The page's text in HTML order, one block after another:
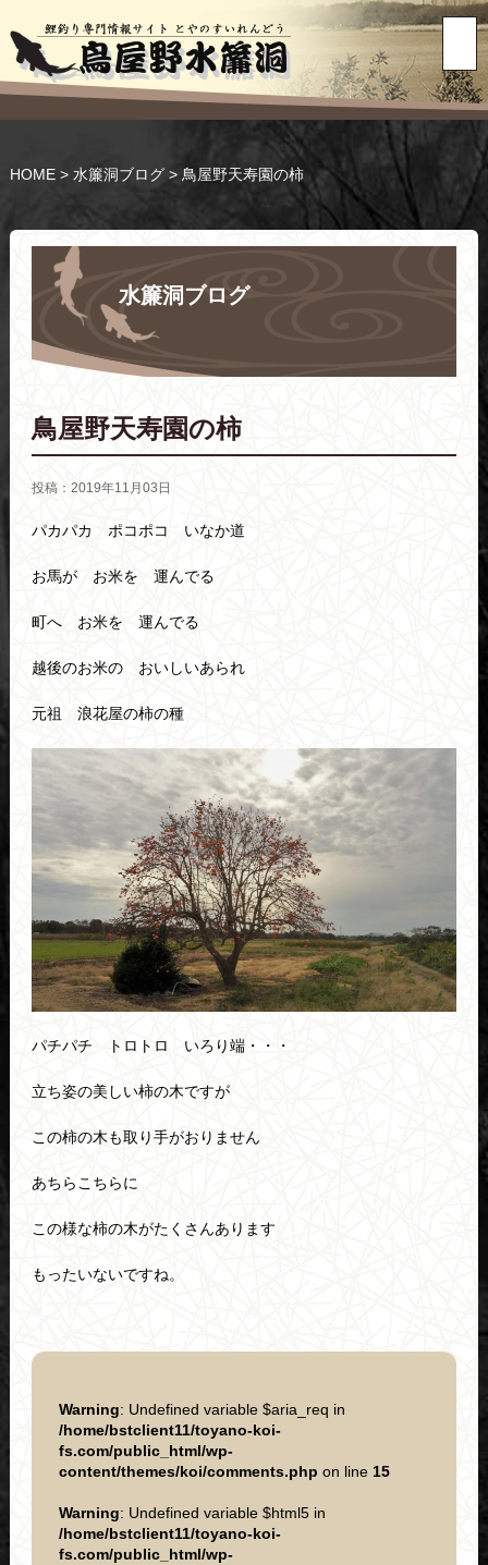
HOME> 水簾洞ブログ> 鳥屋野天寿園の柿
水簾洞ブログ
鳥屋野天寿園の柿
投稿：2019年11月03日
パカパカ ポコポコ いなか道
お馬が お米を 運んでる
町へ お米を 運んでる
越後のお米の おいしいあられ
元祖 浪花屋の柿の種
パチパチ トロトロ いろり端・・・
立ち姿の美しい柿の木ですが
この柿の木も取り手がおりません
あちらこちらに
この様な柿の木がたくさんあります
もったいないですね。
Warning: Undefined variable $aria_req in
/home/bstclient11/toyano-koi-
fs.com/public_html/wp-
content/themes/koi/comments.php on line 15
Warning: Undefined variable $html5 in
/home/bstclient11/toyano-koi-
fs.com/public_html/wp-